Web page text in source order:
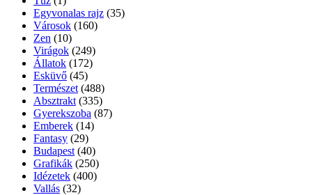
Egyvonalas rajz (35)
Városok (160)
Zen (10)
Virágok (249)
Állatok (172)
Esküvő (45)
Természet (488)
Absztrakt (335)
Gyerekszoba (87)
Emberek (14)
Fantasy (29)
Budapest (40)
Grafikák (250)
Idézetek (400)
Vallás (32)